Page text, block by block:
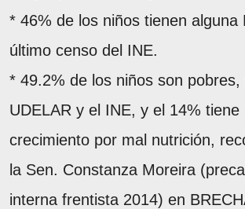
* 46% de los niños tienen alguna
último censo del INE.
* 49.2% de los niños son pobres,
UDELAR y el INE, y el 14%
crecimiento por mal nutrición,
la Sen. Constanza Moreira
interna frentista 2014) en